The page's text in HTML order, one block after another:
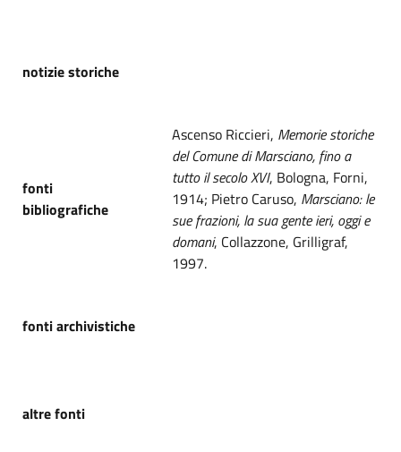
notizie storiche
fonti
bibliografiche
Ascenso Riccieri, Memorie storiche
del Comune di Marsciano, fino a
tutto il secolo XVI, Bologna, Forni,
1914; Pietro Caruso, Marsciano: le
sue frazioni, la sua gente ieri, oggi e
domani, Collazzone, Grilligraf,
1997.
fonti archivistiche
altre fonti